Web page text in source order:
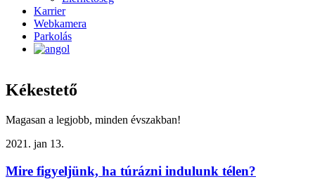
Karrier
Webkamera
Parkolás
Kékestető
Magasan a legjobb, minden évszakban!
2021. jan 13.
Mire figyeljünk, ha túrázni indulunk télen?